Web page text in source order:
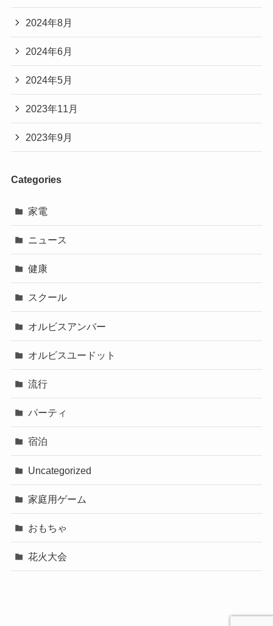
2024年8月
2024年6月
2024年5月
2023年11月
2023年9月
Categories
家電
ニュース
健康
スクール
オルビスアンバー
オルビスユードット
流行
パーティ
宿泊
Uncategorized
家庭用ゲーム
おもちゃ
花火大会